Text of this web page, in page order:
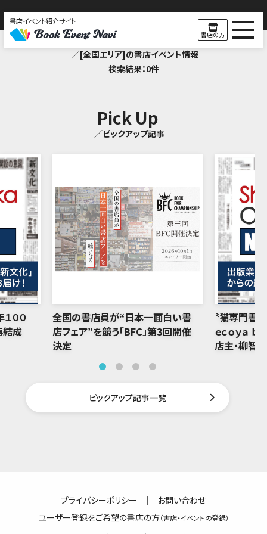
書店イベント紹介サイト
書店の方
Search Result
／[全国エリア]の書店イベント情報
検索結果：0件
Pick Up
／ピックアップ記事
００
結成
全国の書店員が“日本一面白い書
店フェア”を競う「BFC」第3回開催
決定
〝猫専門書
ｅｃｏｙａ ｂ
店主・柳智
ピックアップ記事一覧
プライバシーポリシー ｜
お問い合わせ
ユーザー登録をご希望の書店の方（書店・イベントの登録）